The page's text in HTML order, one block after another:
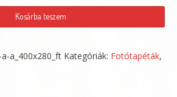
136990 Ft.89050 Ft.
Kosárba teszem
a_400x280_ft Kategóriák: Fotótapéták,